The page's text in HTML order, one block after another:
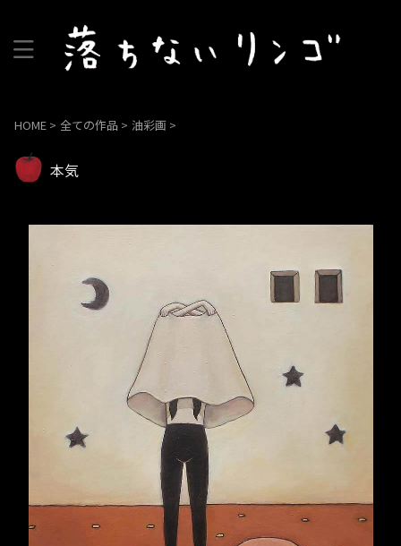
HOME > 全ての作品 > 油彩画 >
本気